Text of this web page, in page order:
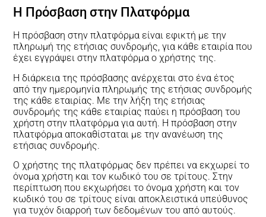
Η Πρόσβαση στην Πλατφόρμα
Η πρόσβαση στην πλατφόρμα είναι εφικτή με την
πληρωμή της ετήσιας συνδρομής, για κάθε εταιρία που
έχει εγγράψει στην πλατφόρμα ο χρήστης της.
Η διάρκεια της πρόσβασης ανέρχεται στο ένα έτος
από την ημερομηνία πληρωμής της ετήσιας συνδρομής
της κάθε εταιρίας. Με την λήξη της ετήσιας
συνδρομής της κάθε εταιρίας παύει η πρόσβαση του
χρήστη στην πλατφόρμα για αυτή. Η πρόσβαση στην
πλατφόρμα αποκαθίσταται με την ανανέωση της
ετήσιας συνδρομής.
Ο χρήστης της πλατφόρμας δεν πρέπει να εκχωρεί το
όνομα χρήστη και τον κωδικό του σε τρίτους. Στην
περίπτωση που εκχωρήσει το όνομα χρήστη και τον
κωδικό του σε τρίτους είναι αποκλειστικά υπεύθυνος
για τυχόν διαρροή των δεδομένων του από αυτούς.